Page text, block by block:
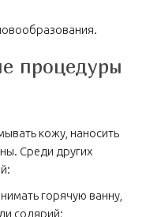
процедуры
кожу, наносить
Среди других
горячую ванну,
солярий;